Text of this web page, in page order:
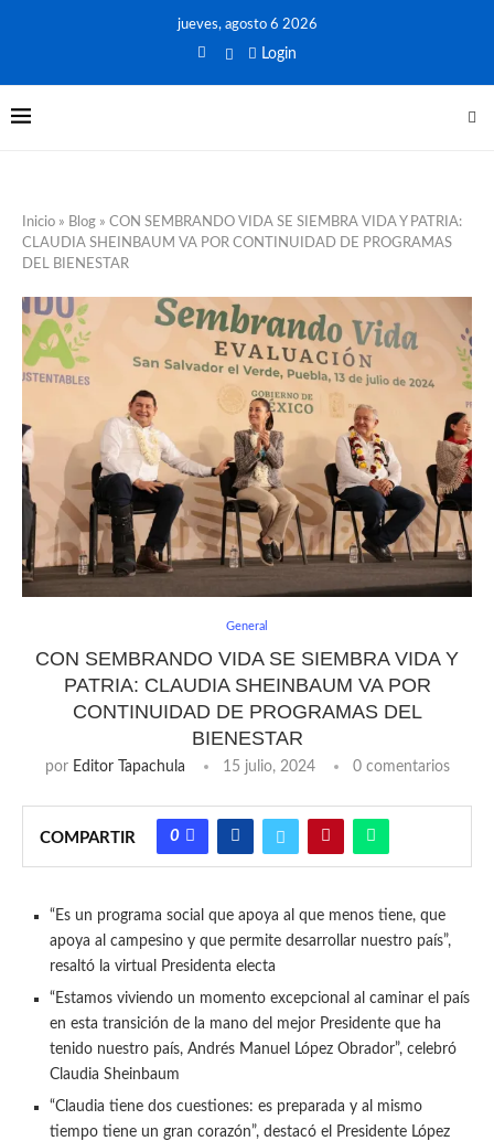
jueves, agosto 6 2026
Login
Inicio » Blog » CON SEMBRANDO VIDA SE SIEMBRA VIDA Y PATRIA:
CLAUDIA SHEINBAUM VA POR CONTINUIDAD DE PROGRAMAS
DEL BIENESTAR
General
CON SEMBRANDO VIDA SE SIEMBRA VIDA Y
PATRIA: CLAUDIA SHEINBAUM VA POR
CONTINUIDAD DE PROGRAMAS DEL
BIENESTAR
por Editor Tapachula 15 julio, 2024 0 comentarios
COMPARTIR 0
“Es un programa social que apoya al que menos tiene, que
apoya al campesino y que permite desarrollar nuestro país”,
resaltó la virtual Presidenta electa
“Estamos viviendo un momento excepcional al caminar el país
en esta transición de la mano del mejor Presidente que ha
tenido nuestro país, Andrés Manuel López Obrador”, celebró
Claudia Sheinbaum
“Claudia tiene dos cuestiones: es preparada y al mismo
tiempo tiene un gran corazón”, destacó el Presidente López